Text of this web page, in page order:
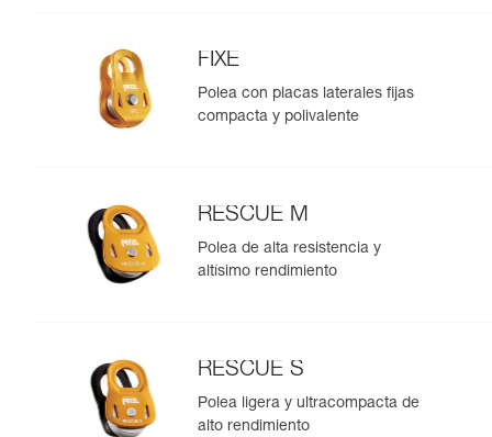
FIXE
Polea con placas laterales fijas
compacta y polivalente
RESCUE M
Polea de alta resistencia y
altísimo rendimiento
RESCUE S
Polea ligera y ultracompacta de
alto rendimiento